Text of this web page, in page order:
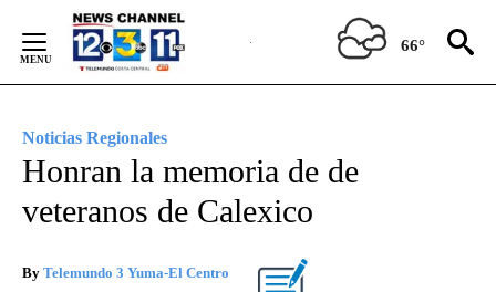
Content
66°
Noticias Regionales
Honran la memoria de de
veteranos de Calexico
By Telemundo 3 Yuma-El Centro